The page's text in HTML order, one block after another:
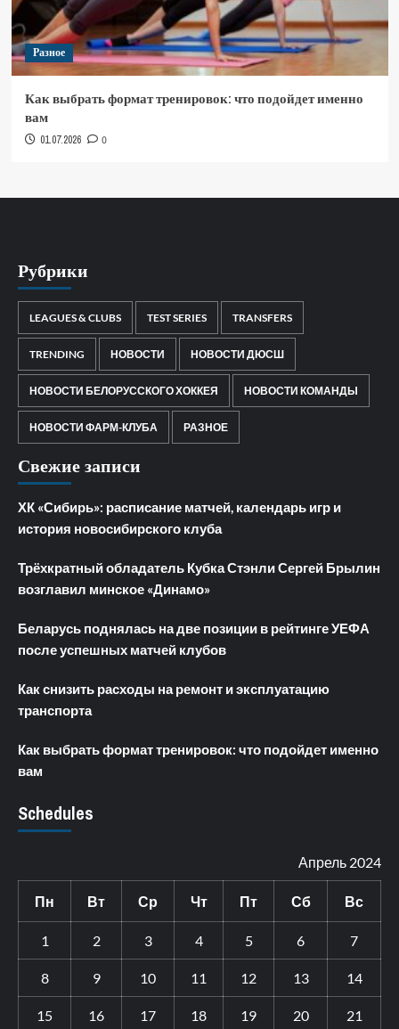
Разное
Как выбрать формат тренировок: что подойдет именно
вам
01.07.2026 0
Рубрики
LEAGUES & CLUBS TEST SERIES TRANSFERS
TRENDING НОВОСТИ НОВОСТИ ДЮСШ
НОВОСТИ БЕЛОРУССКОГО ХОККЕЯ НОВОСТИ КОМАНДЫ
НОВОСТИ ФАРМ-КЛУБА РАЗНОЕ
Свежие записи
ХК «Сибирь»: расписание матчей, календарь игр и
история новосибирского клуба
Трёхкратный обладатель Кубка Стэнли Сергей Брылин
возглавил минское «Динамо»
Беларусь поднялась на две позиции в рейтинге УЕФА
после успешных матчей клубов
Как снизить расходы на ремонт и эксплуатацию
транспорта
Как выбрать формат тренировок: что подойдет именно
вам
Schedules
Апрель 2024
Пн Вт Ср Чт Пт Сб Вс
1 2 3 4 5 6 7
8 9 10 11 12 13 14
15 16 17 18 19 20 21